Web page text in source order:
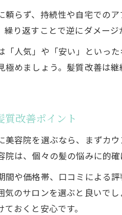
頼らず、持続性や自宅での
り返すことで逆にダメージ
「人気」や「安い」といっ
極めましょう。髪質改善は
改善ポイント
美容院を選ぶなら、まずカ
院は、個々の髪の悩みに的
間や価格帯、口コミによる
気のサロンを選ぶと良いで
おくと安心です。